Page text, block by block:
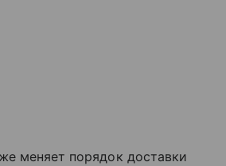
меняет порядок доставки